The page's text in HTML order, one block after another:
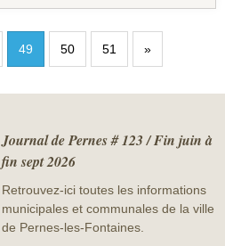
49 50 51 »
Journal de Pernes # 123 / Fin juin à
fin sept 2026
Retrouvez-ici toutes les informations
municipales et communales de la ville
de Pernes-les-Fontaines.